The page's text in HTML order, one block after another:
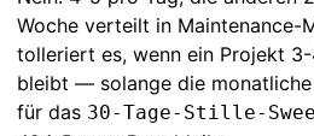
Woche verteilt in Maintenance-
tolleriert es, wenn ein Projekt
bleibt — solange die
für das 30-Tage-Stille-